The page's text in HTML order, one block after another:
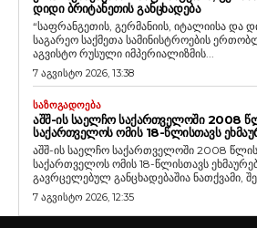
ᲓᲘᲓᲘ ᲑᲠᲘᲢᲐᲜᲔᲗᲘᲡ ᲒᲐᲜᲪᲮᲐᲓᲔᲑᲐ
“საფრანგეთის, გერმანიის, იტალიისა და
საგარეო საქმეთა სამინისტროების
აგვისტო რუსული იმპერიალიზმის...
7 აგვისტო 2026, 13:38
ᲡᲐᲖᲝᲒᲐᲓᲝᲔᲑᲐ
ᲐᲨᲨ-ᲘᲡ ᲡᲐᲔᲚᲩᲝ ᲡᲐᲥᲐᲠᲗᲕᲔᲚᲝᲨᲘ 2008
ᲡᲐᲥᲐᲠᲗᲕᲔᲚᲝᲡ ᲝᲛᲘᲡ 18-ᲬᲚᲘᲡᲗᲐᲕᲡ
აშშ-ის საელჩო საქართველოში 2008
საქართველოს ომის 18-წლისთავს ეხმაურება. როგორც მათ
გავრცელებულ განცხადებაშია ნათქვამი,
7 აგვისტო 2026, 12:35